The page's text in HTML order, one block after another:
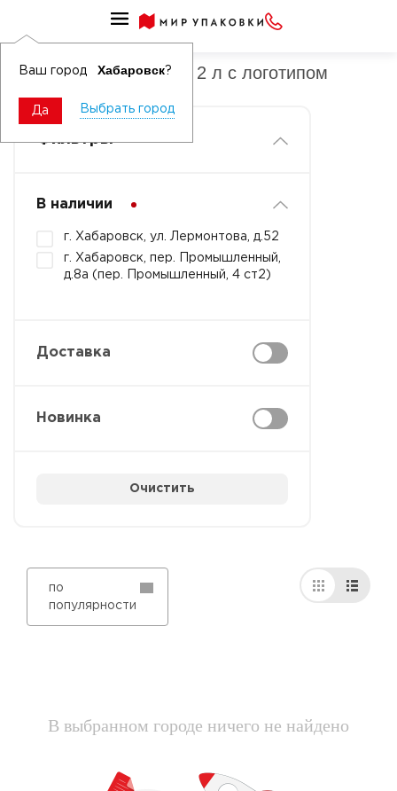
Ваш город Хабаровск?
Да Выбрать город
Ведра ПП круглые до 2 л с логотипом
Фильтры
В наличии
г. Хабаровск, ул. Лермонтова, д.52
г. Хабаровск, пер. Промышленный,
д.8а (пер. Промышленный, 4 ст2)
Доставка
Новинка
Очистить
по
популярности
В выбранном городе ничего не найдено